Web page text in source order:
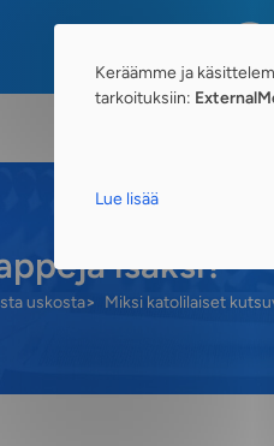
isäksi?
uskosta Miksi katolilaiset
Keräämme ja
tarkoituksiin:
Lue lisää